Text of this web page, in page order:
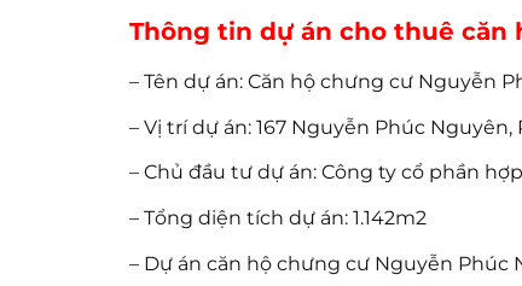
Thông tin dự án cho thuê
– Tên dự án: Căn hộ chưng cư Nguyễn
– Vị trí dự án: 167 Nguyễn Phúc Nguyên,
– Chủ đầu tư dự án: Công ty cổ phần
– Tổng diện tích dự án: 1.142m2
– Dự án căn hộ chưng cư Nguyễn Phúc